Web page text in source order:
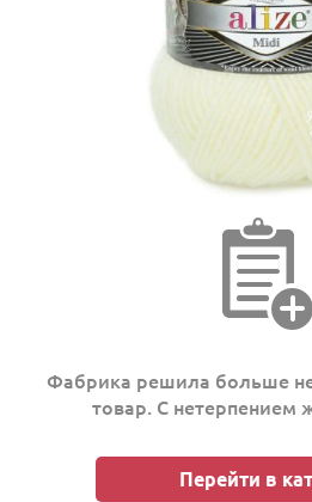
Фабрика решила больше
товар. С нетерпением
Перейти в